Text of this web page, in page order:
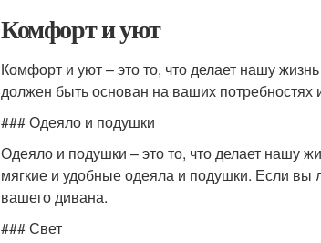
Комфорт и уют
Комфорт и уют – это то, что делает нашу
должен быть основан на ваших потребностях
### Одеяло и подушки
Одеяло и подушки – это то, что делает нашу
мягкие и удобные одеяла и подушки. Если вы
вашего дивана.
### Свет